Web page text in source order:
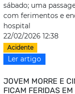
sábado; uma
com ferimentos e
hospital
22/02/2026 12:38
Acidente
Ler artigo
JOVEM MORRE E
FICAM FERIDAS EM